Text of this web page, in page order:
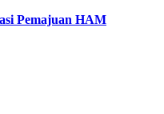
Pemajuan HAM